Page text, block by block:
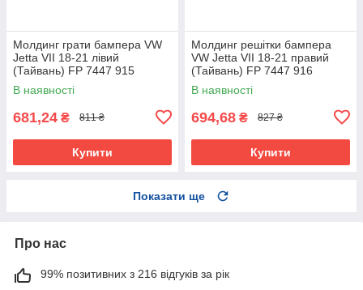
Молдинг грати бампера VW
Jetta VII 18-21 лівий
(Тайвань) FP 7447 915
В наявності
681,24 ₴ 811 ₴
Купити
Молдинг решітки бампера
VW Jetta VII 18-21 правий
(Тайвань) FP 7447 916
В наявності
694,68 ₴ 827 ₴
Купити
Показати ще
Про нас
99% позитивних з 216 відгуків за рік